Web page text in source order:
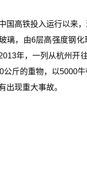
国高铁投入运行以来
璃，由6层高强度钢
年，一列从杭州开
公斤的重物，以5000
出现重大事故。